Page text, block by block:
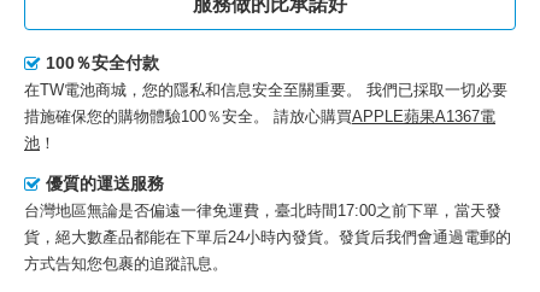
100％安全付款
在TW電池商城，您的隱私和信息安全至關重要。 我們已採取一切必要
措施確保您的購物體驗100％安全。 請放心購買APPLE蘋果A1367電
池 ！
優質的運送服務
台灣地區無論是否偏遠一律免運費，臺北時間17:00之前下單，當天發
貨，絕大數產品都能在下單后24小時內發貨。發貨后我們會通過電郵的
方式告知您包裹的追蹤訊息。